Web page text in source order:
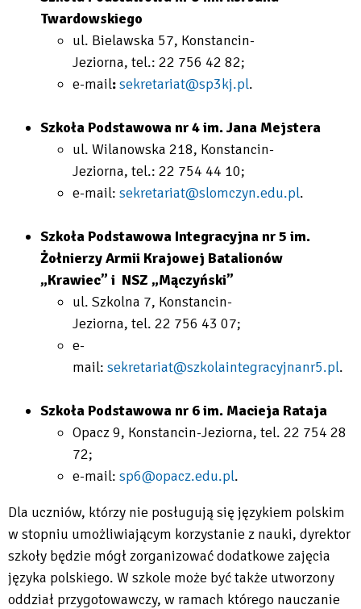
Twardowskiego
ul. Bielawska 57, Konstancin-
Jeziorna, tel.: 22 756 42 82;
e-mail:sekretariat@sp3kj.pl.
Szkoła Podstawowa nr 4 im. Jana Mejstera
ul. Wilanowska 218, Konstancin-
Jeziorna, tel.: 22 754 44 10;
e-mail: sekretariat@slomczyn.edu.pl.
Szkoła Podstawowa Integracyjna nr 5 im.
Żołnierzy Armii Krajowej Batalionów
„Krawiec” i NSZ „Mączyński”
ul. Szkolna 7, Konstancin-
Jeziorna, tel. 22 756 43 07;
e-
mail: sekretariat@szkolaintegracyjnanr5.pl.
Szkoła Podstawowa nr 6 im. Macieja Rataja
Opacz 9, Konstancin-Jeziorna, tel. 22 754 28
72;
e-mail: sp6@opacz.edu.pl.
Dla uczniów, którzy nie posługują się językiem polskim
w stopniu umożliwiającym korzystanie z nauki, dyrektor
szkoły będzie mógł zorganizować dodatkowe zajęcia
języka polskiego. W szkole może być także utworzony
oddział przygotowawczy, w ramach którego nauczanie